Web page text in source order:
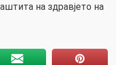
на здравјето на